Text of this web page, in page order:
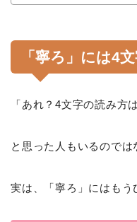
「寧ろ」には4
「あれ？4文字の読み方
と思った人もいるのでは
実は、「寧ろ」にはもう